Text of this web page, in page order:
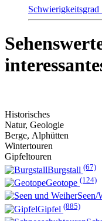
Schwierigkeitsgrad
Historisches
Natur, Geologie
Berge, Alphütten
Wintertouren
Gipfeltouren
Burgstall (67)
Geotope (124)
Seen/
Gipfel (885)